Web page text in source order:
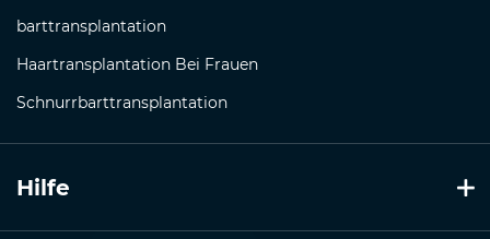
barttransplantation
Haartransplantation Bei Frauen
Schnurrbarttransplantation
Hilfe